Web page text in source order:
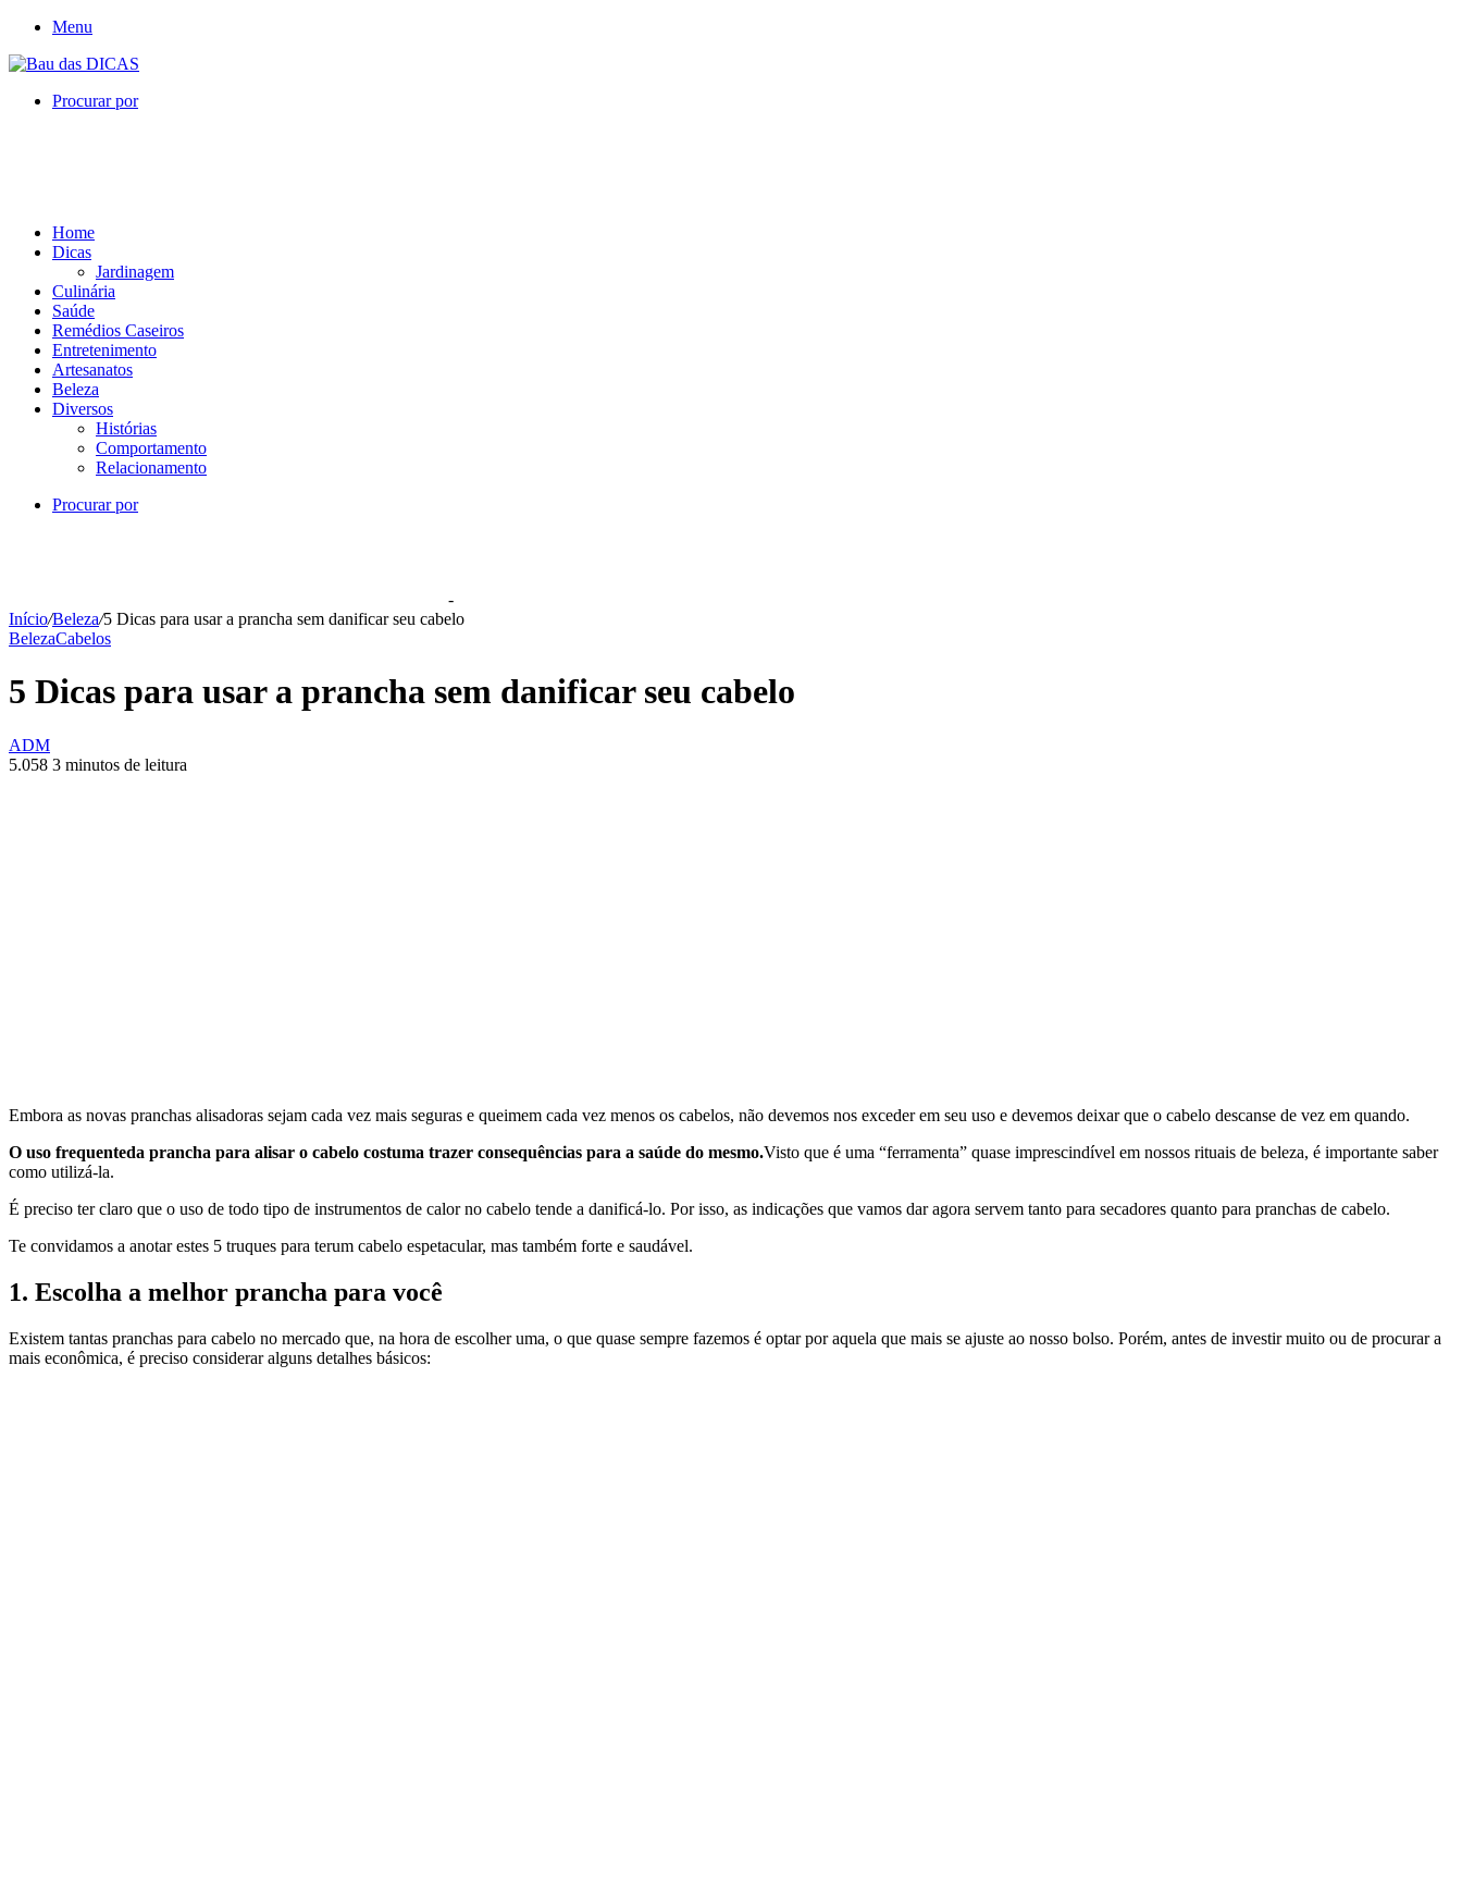
Menu
Procurar por
Home
Dicas
Jardinagem
Culinária
Saúde
Remédios Caseiros
Entretenimento
Artesanatos
Beleza
Diversos
Histórias
Comportamento
Relacionamento
Procurar por
-
Início/Beleza/5 Dicas para usar a prancha sem danificar seu cabelo
BelezaCabelos
5 Dicas para usar a prancha sem danificar seu cabelo
ADM
5.058 3 minutos de leitura
Embora as novas pranchas alisadoras sejam cada vez mais seguras e queimem cada vez menos os cabelos, não devemos nos exceder em seu uso e devemos deixar que o cabelo descanse de vez em quando.
O uso frequenteda prancha para alisar o cabelo costuma trazer consequências para a saúde do mesmo.Visto que é uma “ferramenta” quase imprescindível em nossos rituais de beleza, é importante saber
como utilizá-la.
É preciso ter claro que o uso de todo tipo de instrumentos de calor no cabelo tende a danificá-lo. Por isso, as indicações que vamos dar agora servem tanto para secadores quanto para pranchas de cabelo.
Te convidamos a anotar estes 5 truques para terum cabelo espetacular, mas também forte e saudável.
1. Escolha a melhor prancha para você
Existem tantas pranchas para cabelo no mercado que, na hora de escolher uma, o que quase sempre fazemos é optar por aquela que mais se ajuste ao nosso bolso. Porém, antes de investir muito ou de procurar a
mais econômica, é preciso considerar alguns detalhes básicos: